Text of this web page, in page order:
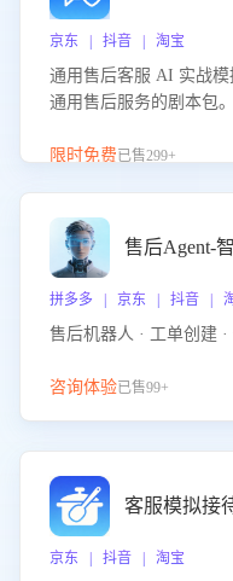
京东 | 抖音 | 淘宝
通用售后客服 AI 实战
通用售后服务的剧本包
的应对要点，轻松提升
限时免费已售299+
售后Agent-
拼多多 | 京东 | 抖音 |
售后机器人 · 工单创建
咨询体验已售99+
客服模拟接
京东 | 抖音 | 淘宝